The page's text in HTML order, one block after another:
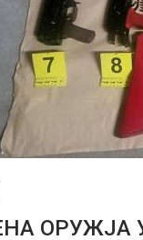
ОРУЖЈА